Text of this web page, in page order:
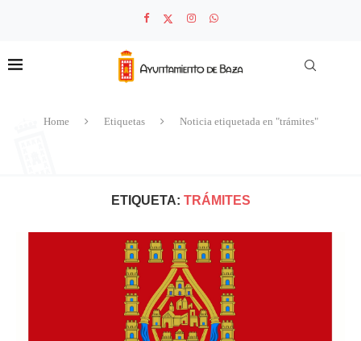
Home Etiquetas Noticia etiquetada en "trámites"
ETIQUETA: TRÁMITES